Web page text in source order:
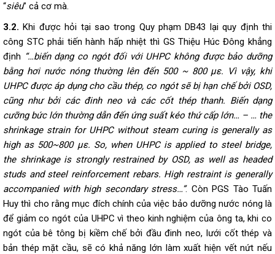
“siêu” cả cơ mà.
3.2. Khi được hỏi tại sao trong Quy phạm DB43 lại quy định thi
công STC phải tiến hành hấp nhiệt thì GS Thiệu Húc Đông khẳng
định “…biến dạng co ngót đối với UHPC không được bảo dưỡng
bằng hơi nước nóng thường lên đến 500 ~ 800 με. Vì vậy, khi
UHPC được áp dụng cho cầu thép, co ngót sẽ bị hạn chế bởi OSD,
cũng như bởi các đinh neo và các cốt thép thanh. Biến dạng
cưỡng bức lớn thường dẫn đến ứng suất kéo thứ cấp lớn… – … the
shrinkage strain for UHPC without steam curing is generally as
high as 500~800 με. So, when UHPC is applied to steel bridge,
the shrinkage is strongly restrained by OSD, as well as headed
studs and steel reinforcement rebars. High restraint is generally
accompanied with high secondary stress…”. Còn PGS Tào Tuấn
Huy thì cho rằng mục đích chính của việc bảo dưỡng nước nóng là
để giảm co ngót của UHPC vì theo kinh nghiệm của ông ta, khi co
ngót của bê tông bị kiềm chế bởi đầu đinh neo, lưới cốt thép và
bản thép mặt cầu, sẽ có khả năng lớn làm xuất hiện vết nứt nếu